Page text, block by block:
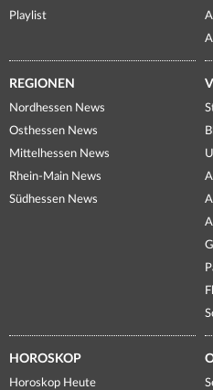
Playlist
REGIONEN
Nordhessen News
Osthessen News
Mittelhessen News
Rhein-Main News
Südhessen News
HOROSKOP
Horoskop Heute